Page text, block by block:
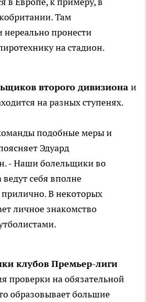
Там
нереально пронести
на стадион.
второго дивизиона и
на разных ступенях.
подобные меры и
Эдуард
- Наши болельщики во
себя вполне
прилично. В некоторых
личное знакомство
клубов Премьер-лиги
проверки на обязательной
образовывает большие